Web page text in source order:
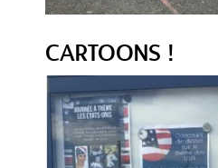
CARTOONS !